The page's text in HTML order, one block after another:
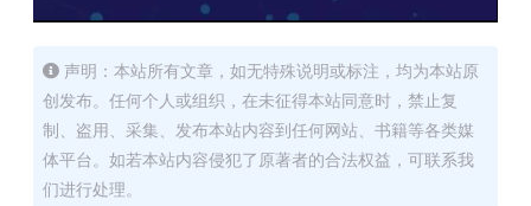
声明：本站所有文章，如无特殊说明或标注，均为本站原
创发布。任何个人或组织，在未征得本站同意时，禁止复
制、盗用、采集、发布本站内容到任何网站、书籍等各类媒
体平台。如若本站内容侵犯了原著者的合法权益，可联系我
们进行处理。